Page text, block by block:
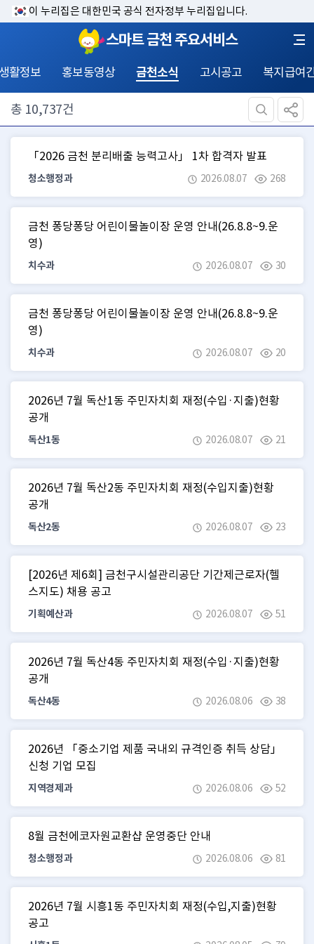
이 누리집은 대한민국 공식 전자정부 누리집입니다.
스마트 금천 주요서비스
활정보 홍보동영상 금천소식 고시공고 복지급여
총 10,737건
「2026 금천 분리배출 능력고사」 1차 합격자 발표
청소행정과 2026.08.07 268
금천 퐁당퐁당 어린이물놀이장 운영 안내(26.8.8~9.운
영)
치수과 2026.08.07 30
금천 퐁당퐁당 어린이물놀이장 운영 안내(26.8.8~9.운
영)
치수과 2026.08.07 20
2026년 7월 독산1동 주민자치회 재정(수입·지출)현황
공개
독산1동 2026.08.07 21
2026년 7월 독산2동 주민자치회 재정(수입지출)현황
공개
독산2동 2026.08.07 23
[2026년 제6회] 금천구시설관리공단 기간제근로자(헬
스지도) 채용 공고
기획예산과 2026.08.07 51
2026년 7월 독산4동 주민자치회 재정(수입·지출)현황
공개
독산4동 2026.08.06 38
2026년 「중소기업 제품 국내외 규격인증 취득 상담」
신청 기업 모집
지역경제과 2026.08.06 52
8월 금천에코자원교환샵 운영중단 안내
청소행정과 2026.08.06 81
2026년 7월 시흥1동 주민자치회 재정(수입,지출)현황
공고